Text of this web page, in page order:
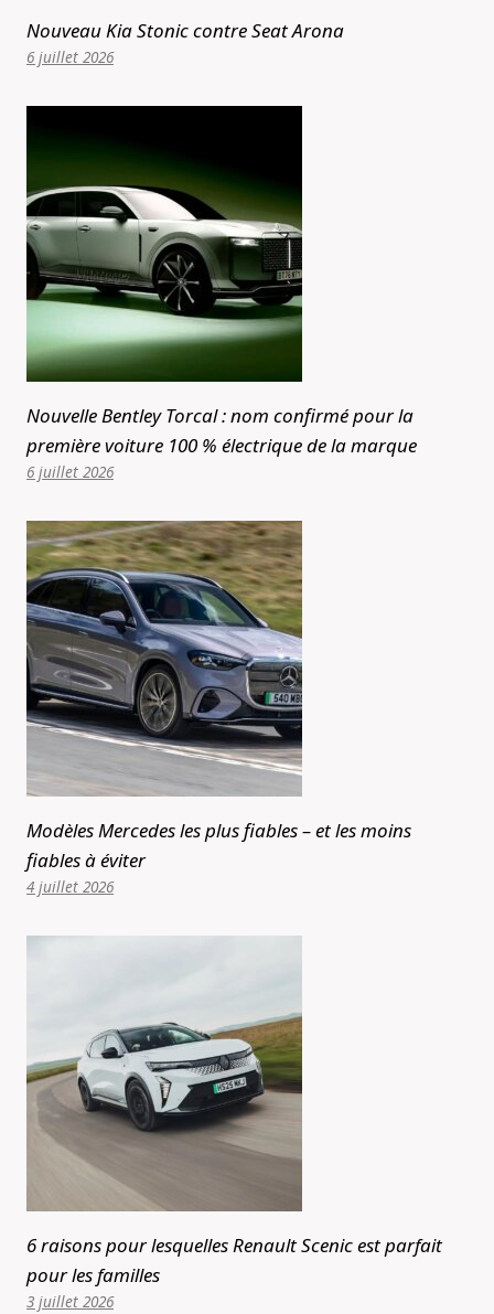
Nouveau Kia Stonic contre Seat Arona
6 juillet 2026
Nouvelle Bentley Torcal : nom confirmé pour la
première voiture 100 % électrique de la marque
6 juillet 2026
Modèles Mercedes les plus fiables – et les moins
fiables à éviter
4 juillet 2026
6 raisons pour lesquelles Renault Scenic est parfait
pour les familles
3 juillet 2026